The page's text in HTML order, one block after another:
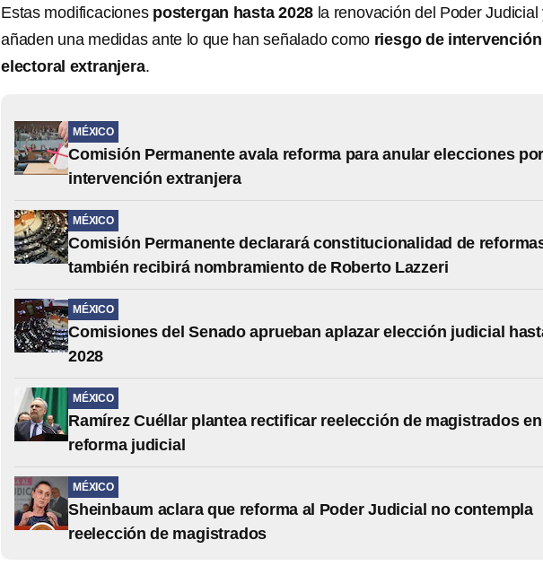
Estas modificaciones postergan hasta 2028 la renovación del Poder Judicial
añaden una medidas ante lo que han señalado como riesgo de intervención
electoral extranjera.
MÉXICO
Comisión Permanente avala reforma para anular elecciones por
intervención extranjera
MÉXICO
Comisión Permanente declarará constitucionalidad de
también recibirá nombramiento de Roberto Lazzeri
MÉXICO
Comisiones del Senado aprueban aplazar elección judicial
2028
MÉXICO
Ramírez Cuéllar plantea rectificar reelección de magistrados
reforma judicial
MÉXICO
Sheinbaum aclara que reforma al Poder Judicial no contempla
reelección de magistrados